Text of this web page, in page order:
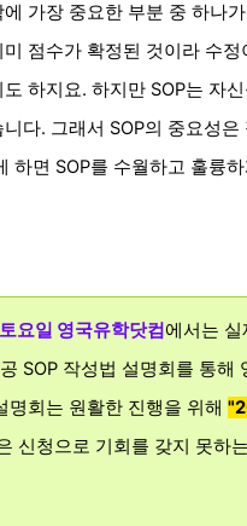
가장 중요한 부분 중 하나가
점수가 확정된 것이라 수
하지요. 하지만 SOP는 자
다. 그래서 SOP의 중요성은
하면 SOP를 수월하고 훌륭
요일 영국유학닷컴에서는 실
SOP 작성법 설명회를 통
명회는 원활한 진행을 위해
신청으로 기회를 갖지 못하